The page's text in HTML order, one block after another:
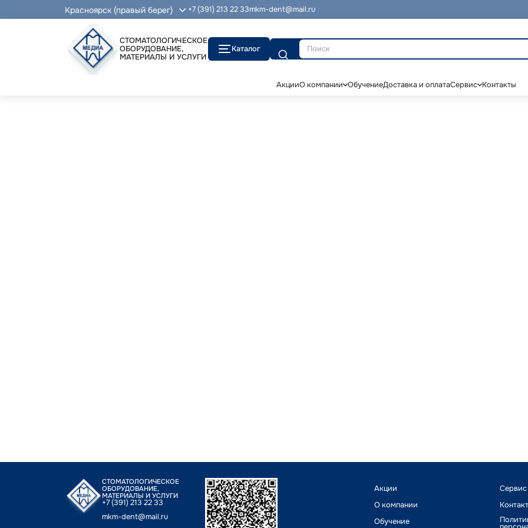
Красноярск (правый берег) +7 (391) 213 22 33mkm-dent@mail.ru
СТОМАТОЛОГИЧЕСКОЕ
ОБОРУДОВАНИЕ,
МАТЕРИАЛЫ И УСЛУГИ
Каталог
Поиск
АкцииО компании ОбучениеДоставка и оплатаСервис Контакты
СТОМАТОЛОГИЧЕСКОЕ
ОБОРУДОВАНИЕ,
МАТЕРИАЛЫ И УСЛУГИ
+7 (391) 213 22 33
mkm-dent@mail.ru
Акции
О компании
Обучение
Сервис